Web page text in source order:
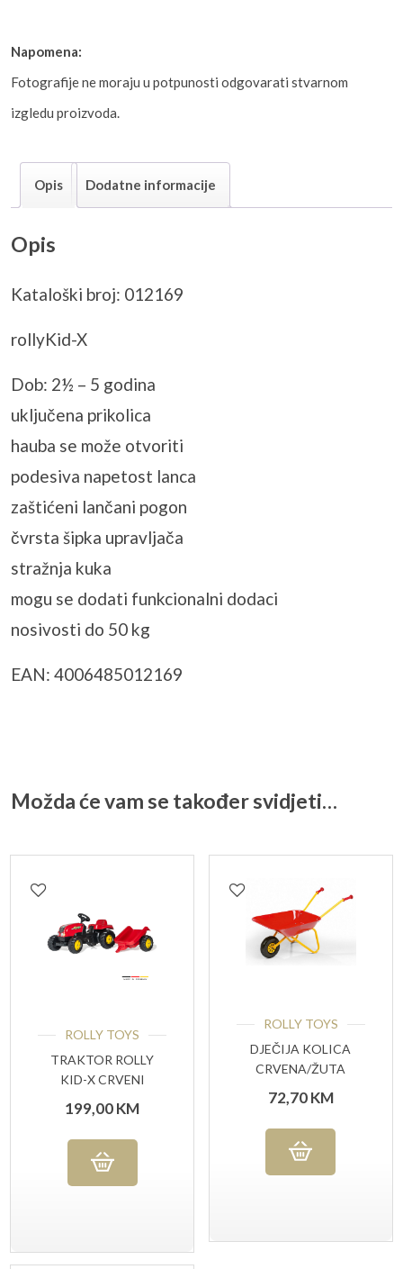
Napomena:
Fotografije ne moraju u potpunosti odgovarati stvarnom
izgledu proizvoda.
Opis Dodatne informacije
Opis
Kataloški broj: 012169
rollyKid-X
Dob: 2½ – 5 godina
uključena prikolica
hauba se može otvoriti
podesiva napetost lanca
zaštićeni lančani pogon
čvrsta šipka upravljača
stražnja kuka
mogu se dodati funkcionalni dodaci
nosivosti do 50 kg
EAN: 4006485012169
Možda će vam se također svidjeti…
ROLLY TOYS
TRAKTOR ROLLY
KID-X CRVENI
199,00KM
ROLLY TOYS
DJEČIJA KOLICA
CRVENA/ŽUTA
72,70KM